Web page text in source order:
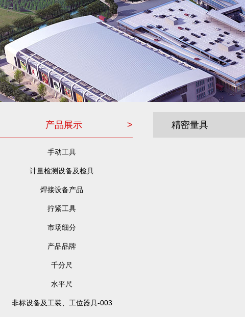
产品展示 >
手动工具
计量检测设备及检具
焊接设备产品
拧紧工具
市场细分
产品品牌
千分尺
水平尺
非标设备及工装、工位器具-003
精密量具